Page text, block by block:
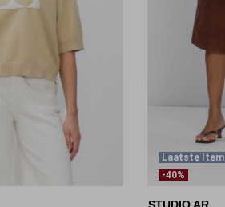
Laatste Item
-40%
STUDIO AR